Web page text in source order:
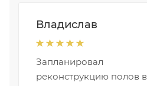
Владислав
Запланировал
реконструкцию полов в